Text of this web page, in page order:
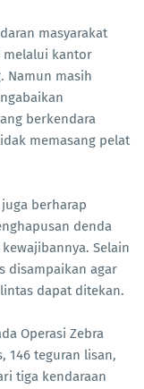
masyarakat
melalui kantor
Namun masih
berkendara
memasang pelat
berharap
denda
Selain
disampaikan agar
dapat ditekan.
Operasi Zebra
146 teguran lisan,
tiga kendaraan